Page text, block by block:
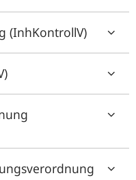
(InhKontrollV)